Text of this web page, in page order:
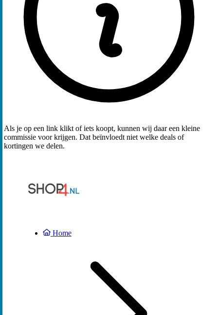
Als je op een link klikt of iets koopt, kunnen wij daar een kleine
commissie voor krijgen. Dat beïnvloedt niet welke deals of
kortingen we delen.
Home